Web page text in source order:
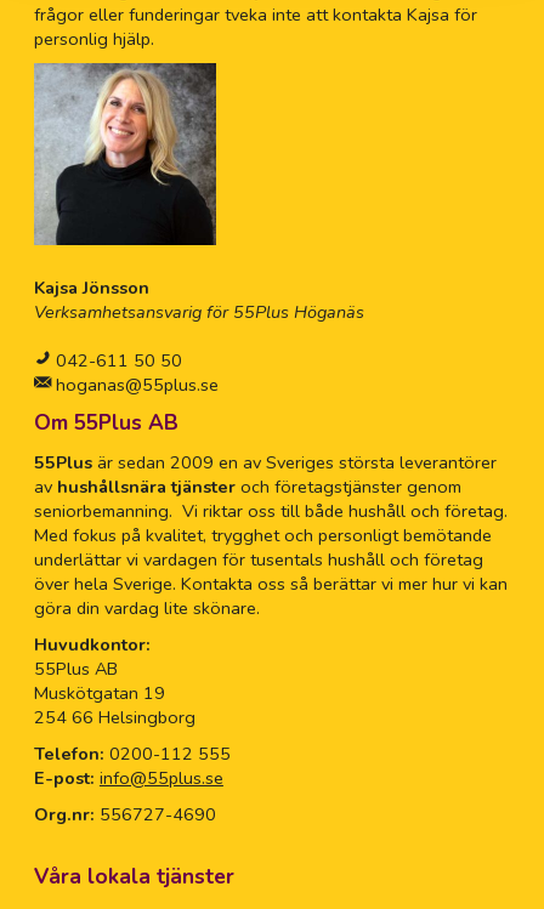
frågor eller funderingar tveka inte att kontakta Kajsa för
personlig hjälp.
Kajsa Jönsson
Verksamhetsansvarig för 55Plus Höganäs
042-611 50 50
hoganas@55plus.se
Om 55Plus AB
55Plusär sedan 2009 en av Sveriges största leverantörer
av hushållsnära tjänsteroch företagstjänster genom
seniorbemanning. Vi riktar oss till både hushåll och företag.
Med fokus på kvalitet, trygghet och personligt bemötande
underlättar vi vardagen för tusentals hushåll och företag
över hela Sverige. Kontakta oss så berättar vi mer hur vi kan
göra din vardag lite skönare.
Huvudkontor:
55Plus AB
Muskötgatan 19
254 66 Helsingborg
Telefon: 0200-112 555
E-post: info@55plus.se
Org.nr: 556727-4690
Våra lokala tjänster